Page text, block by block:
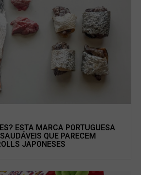
ESTA MARCA PORTUGUESA
QUE PARECEM
JAPONESES